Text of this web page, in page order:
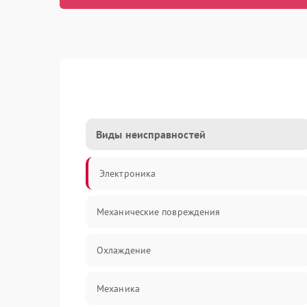
Виды неисправностей
Электроника
Механические повреждения
Охлаждение
Механика